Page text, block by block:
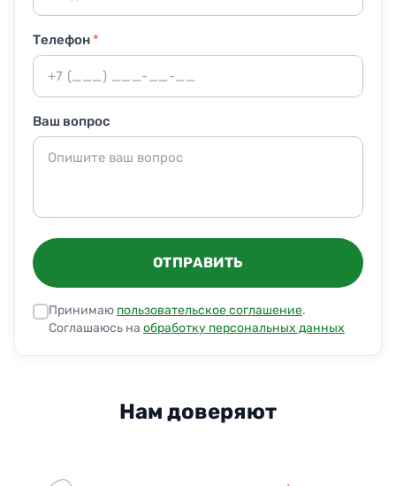
Телефон*
Ваш вопрос
ОТПРАВИТЬ
Принимаю пользовательское соглашение.
Соглашаюсь на обработку персональных данных
Нам доверяют